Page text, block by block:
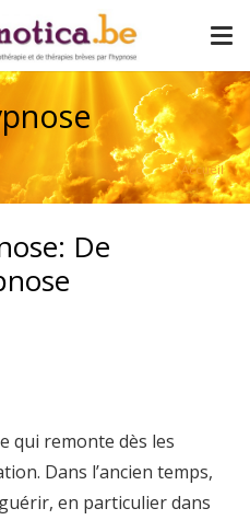
Accueil
De
qui remonte dès les
Dans l’ancien temps,
en particulier dans